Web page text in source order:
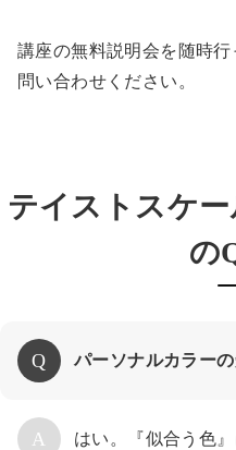
講座の無料説明会を随時
問い合わせください。
テイストスケ
の
パーソナルカラー
はい。『似合う色